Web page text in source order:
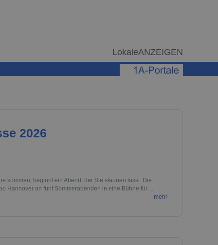
LokaleANZEIGEN
2026
kommen, beginnt ein Abend, der Sie staunen lässt: Die
Hannover an fünf Sommerabenden in eine Bühne für ...
mehr